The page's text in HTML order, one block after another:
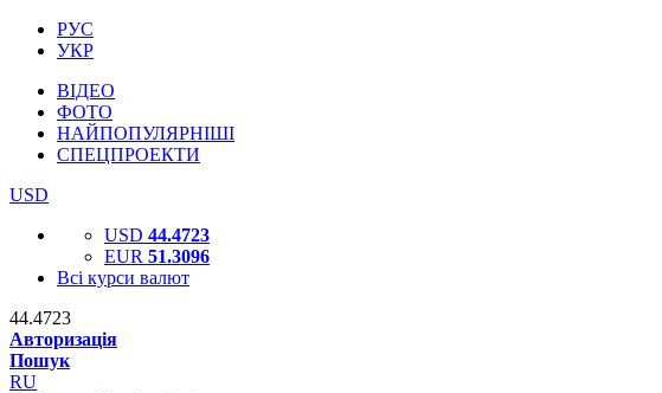
РУС
УКР
ВІДЕО
ФОТО
НАЙПОПУЛЯРНІШІ
СПЕЦПРОЕКТИ
USD
USD 44.4723
EUR 51.3096
Всі курси валют
44.4723
Авторизація
Пошук
RU